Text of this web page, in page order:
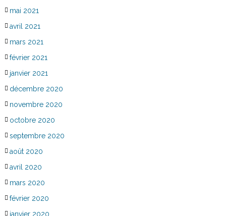
mai 2021
avril 2021
mars 2021
février 2021
janvier 2021
décembre 2020
novembre 2020
octobre 2020
septembre 2020
août 2020
avril 2020
mars 2020
février 2020
janvier 2020